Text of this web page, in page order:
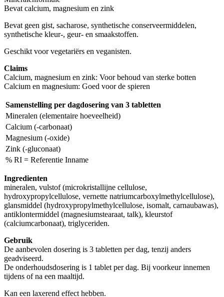
Bevat calcium, magnesium en zink
Bevat geen gist, sacharose, synthetische conserveermiddelen,
synthetische kleur-, geur- en smaakstoffen.
Geschikt voor vegetariërs en veganisten.
Claims
Calcium, magnesium en zink: Voor behoud van sterke botten
Calcium en magnesium: Goed voor de spieren
Samenstelling per dagdosering van 3 tabletten
Mineralen (elementaire hoeveelheid)
Calcium (-carbonaat)
Magnesium (-oxide)
Zink (-gluconaat)
% RI = Referentie Inname
Ingredienten
mineralen, vulstof (microkristallijne cellulose,
hydroxypropylcellulose, vernette natriumcarboxylmethylcellulose),
glansmiddel (hydroxypropylmethylcellulose, isomalt, carnaubawas),
antiklontermiddel (magnesiumstearaat, talk), kleurstof
(calciumcarbonaat), triglyceriden.
Gebruik
De aanbevolen dosering is 3 tabletten per dag, tenzij anders
geadviseerd.
De onderhoudsdosering is 1 tablet per dag. Bij voorkeur innemen
tijdens of na een maaltijd.
Kan een laxerend effect hebben.